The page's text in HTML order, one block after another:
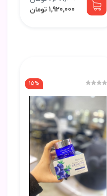
1,920,000 تومان
15%